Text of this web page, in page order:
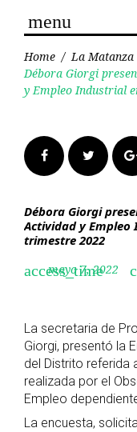
menu
Home / La Matanza
Débora Giorgi
y Empleo Industrial
FacebookTwitter
Débora Giorgi
Actividad y
trimestre 2022
access_time
mayo 7, 2022
La secretaria de
Giorgi, presentó la
del Distrito referida
realizada por el
Empleo
La encuesta,